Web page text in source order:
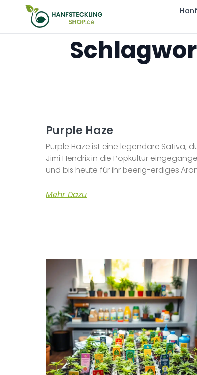
Purple Haze
Purple Haze ist eine legendäre Sativa,
Jimi Hendrix in die Popkultur
und bis heute für ihr beerig-erdiges
Mehr Dazu